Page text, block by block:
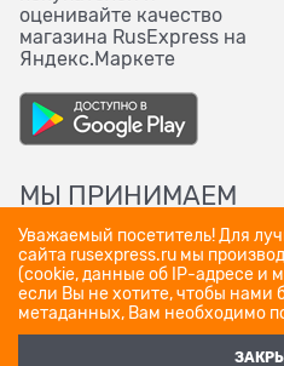
МЫ ПРИНИМАЕМ
Уважаемый посетитель! Для
сайта rusexpress.ru мы
(cookie, данные об IP-адресе и
если Вы не хотите, чтобы нами
метаданных, Вам необходимо